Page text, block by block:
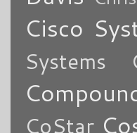
Cisco
Systems
CoStar